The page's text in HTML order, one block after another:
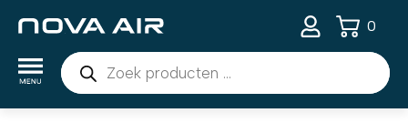
Producten
zoeken
0